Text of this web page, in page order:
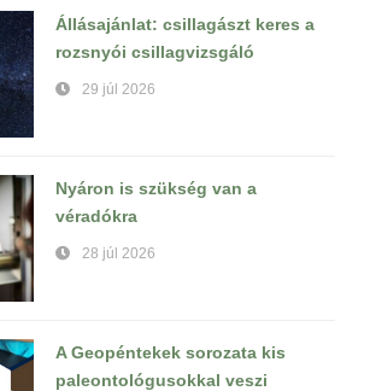
Állásajánlat: csillagászt keres a
rozsnyói csillagvizsgáló
29 júl 2026
Nyáron is szükség van a
véradókra
28 júl 2026
A Geopéntekek sorozata kis
paleontológusokkal veszi